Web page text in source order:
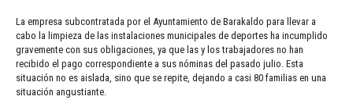
La empresa subcontratada por el Ayuntamiento de Barakaldo para llevar a
cabo la limpieza de las instalaciones municipales de deportes ha incumplido
gravemente con sus obligaciones, ya que las y los trabajadores no han
recibido el pago correspondiente a sus nóminas del pasado julio. Esta
situación no es aislada, sino que se repite, dejando a casi 80 familias en una
situación angustiante.